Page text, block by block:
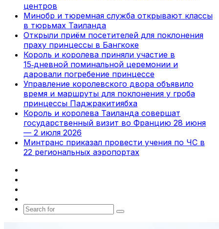
центров
Минобр и тюремная служба открывают классы
в тюрьмах Таиланда
Открыли приём посетителей для поклонения
праху принцессы в Бангкоке
Король и королева приняли участие в
15‑дневной поминальной церемонии и
даровали погребение принцессе
Управление королевского двора объявило
время и маршруты для поклонения у гроба
принцессы Паджракитиябха
Король и королева Таиланда совершат
государственный визит во Францию 28 июня
— 2 июля 2026
Минтранс приказал провести учения по ЧС в
22 региональных аэропортах
Search